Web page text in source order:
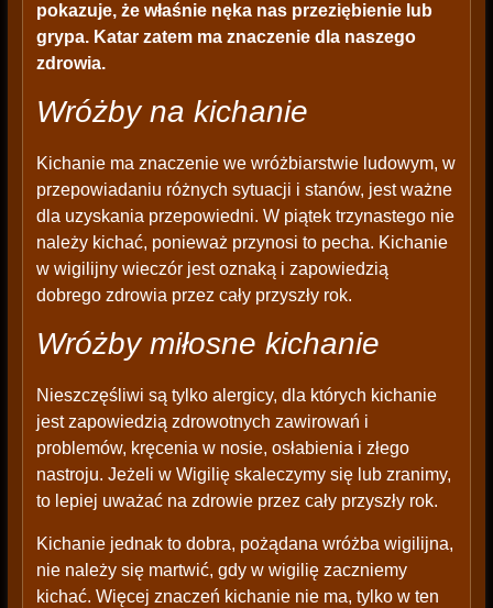
pokazuje, że właśnie nęka nas przeziębienie lub
grypa. Katar zatem ma znaczenie dla naszego
zdrowia.
Wróżby na kichanie
Kichanie ma znaczenie we wróżbiarstwie ludowym, w
przepowiadaniu różnych sytuacji i stanów, jest ważne
dla uzyskania przepowiedni. W piątek trzynastego nie
należy kichać, ponieważ przynosi to pecha. Kichanie
w wigilijny wieczór jest oznaką i zapowiedzią
dobrego zdrowia przez cały przyszły rok.
Wróżby miłosne kichanie
Nieszczęśliwi są tylko alergicy, dla których kichanie
jest zapowiedzią zdrowotnych zawirowań i
problemów, kręcenia w nosie, osłabienia i złego
nastroju. Jeżeli w Wigilię skaleczymy się lub zranimy,
to lepiej uważać na zdrowie przez cały przyszły rok.
Kichanie jednak to dobra, pożądana wróżba wigilijna,
nie należy się martwić, gdy w wigilię zaczniemy
kichać. Więcej znaczeń kichanie nie ma, tylko w ten